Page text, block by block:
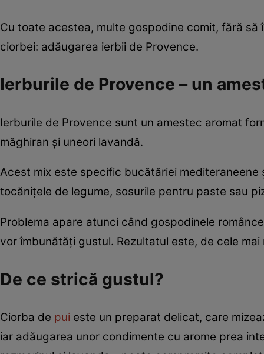
Cu toate acestea, multe gospodine comit, fără
ciorbei: adăugarea ierbii de Provence.
Ierburile de Provence – un
Ierburile de Provence sunt un amestec aromat
măghiran și uneori lavandă.
Acest mix este specific bucătăriei
tocănițele de legume, sosurile pentru paste sau
Problema apare atunci când gospodinele
vor îmbunătăți gustul. Rezultatul este, de cele
De ce strică gustul?
Ciorba de pui este un preparat delicat, care
iar adăugarea unor condimente cu arome prea